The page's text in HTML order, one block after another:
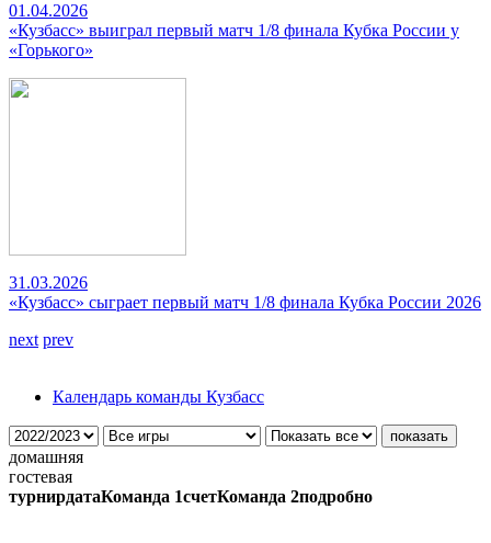
01.04.2026
«Кузбасс» выиграл первый матч 1/8 финала Кубка России у
«Горького»
31.03.2026
«Кузбасс» сыграет первый матч 1/8 финала Кубка России 2026
next prev
Календарь команды Кузбасс
домашняя
гостевая
турнирдатаКоманда 1счетКоманда 2подробно